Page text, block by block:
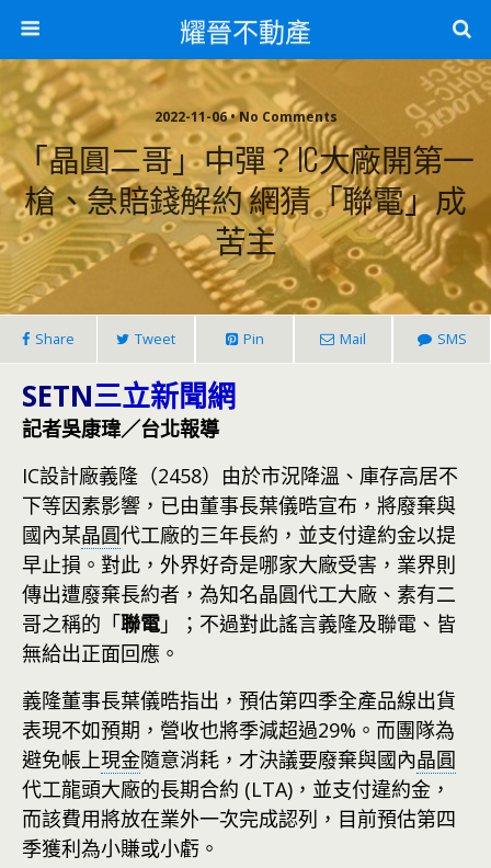
耀晉不動產
2022-11-06 • No Comments
「晶圓二哥」中彈？IC大廠開第一
槍、急賠錢解約 網猜「聯電」成
苦主
Share Tweet Pin Mail SMS
SETN三立新聞網
記者吳康瑋／台北報導
IC設計廠義隆（2458）由於市況降溫、庫存高居不
下等因素影響，已由董事長葉儀晧宣布，將廢棄與
國內某晶圓代工廠的三年長約，並支付違約金以提
早止損。對此，外界好奇是哪家大廠受害，業界則
傳出遭廢棄長約者，為知名晶圓代工大廠、素有二
哥之稱的「聯電 」；不過對此謠言義隆及聯電、皆
無給出正面回應。
義隆董事長葉儀晧指出，預估第四季全產品線出貨
表現不如預期，營收也將季減超過29%。而團隊為
避免帳上現金隨意消耗，才決議要廢棄與國內晶圓
代工龍頭大廠的長期合約 (LTA)，並支付違約金，
而該費用將放在業外一次完成認列，目前預估第四
季獲利為小賺或小虧。